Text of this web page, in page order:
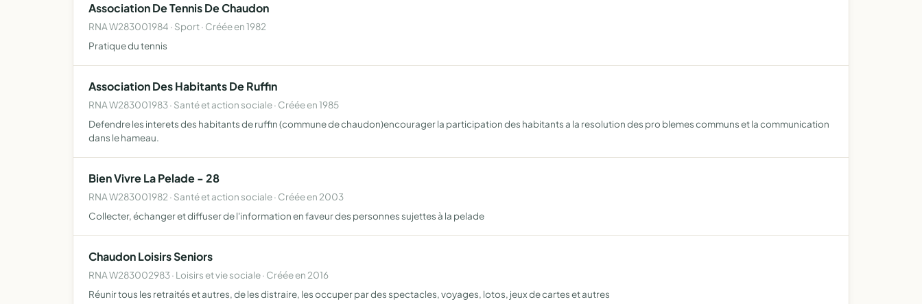
Association De Tennis De Chaudon
RNA W283001984 · Sport · Créée en 1982
Pratique du tennis
Association Des Habitants De Ruffin
RNA W283001983 · Santé et action sociale · Créée en 1985
Defendre les interets des habitants de ruffin (commune de chaudon)encourager la participation des habitants a la resolution des pro blemes communs et la communication
dans le hameau.
Bien Vivre La Pelade - 28
RNA W283001982 · Santé et action sociale · Créée en 2003
Collecter, échanger et diffuser de l'information en faveur des personnes sujettes à la pelade
Chaudon Loisirs Seniors
RNA W283002983 · Loisirs et vie sociale · Créée en 2016
Réunir tous les retraités et autres, de les distraire, les occuper par des spectacles, voyages, lotos, jeux de cartes et autres